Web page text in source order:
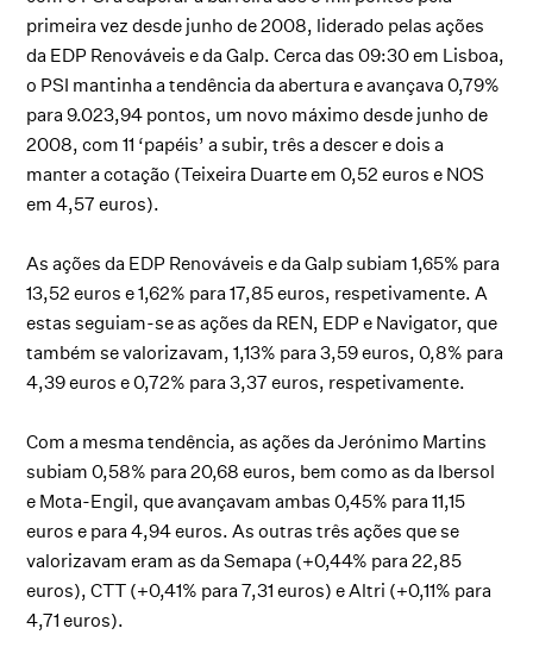
primeira vez desde junho de 2008, liderado pelas ações
da EDP Renováveis e da Galp. Cerca das 09:30 em Lisboa,
o PSI mantinha a tendência da abertura e avançava 0,79%
para 9.023,94 pontos, um novo máximo desde junho de
2008, com 11 ‘papéis’ a subir, três a descer e dois a
manter a cotação (Teixeira Duarte em 0,52 euros e NOS
em 4,57 euros).
As ações da EDP Renováveis e da Galp subiam 1,65% para
13,52 euros e 1,62% para 17,85 euros, respetivamente. A
estas seguiam-se as ações da REN, EDP e Navigator, que
também se valorizavam, 1,13% para 3,59 euros, 0,8% para
4,39 euros e 0,72% para 3,37 euros, respetivamente.
Com a mesma tendência, as ações da Jerónimo Martins
subiam 0,58% para 20,68 euros, bem como as da Ibersol
e Mota-Engil, que avançavam ambas 0,45% para 11,15
euros e para 4,94 euros. As outras três ações que se
valorizavam eram as da Semapa (+0,44% para 22,85
euros), CTT (+0,41% para 7,31 euros) e Altri (+0,11% para
4,71 euros).